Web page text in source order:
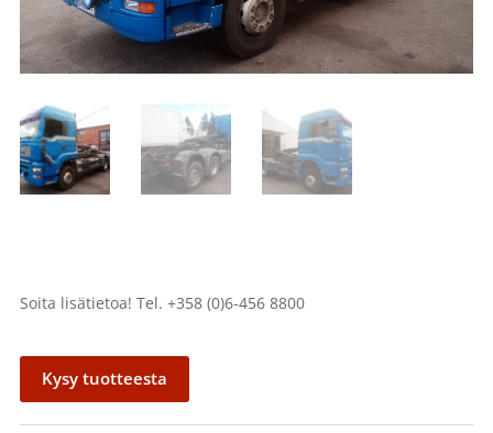
Soita lisätietoa! Tel. +358 (0)6-456 8800
Kysy tuotteesta